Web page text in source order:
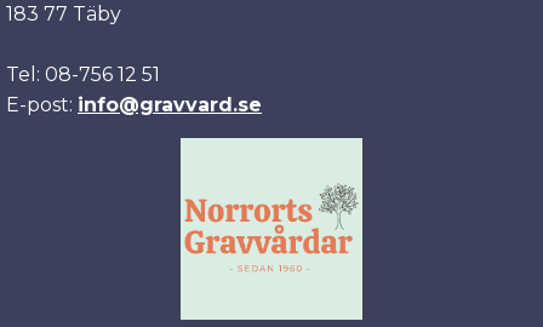
183 77 Täby
Tel: 08-756 12 51
E-post: info@gravvard.se